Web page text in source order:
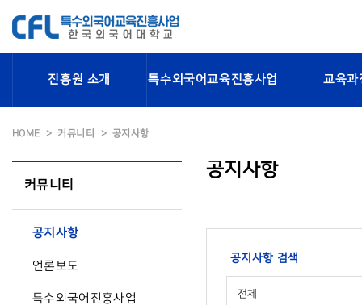
진흥원 소개 특수외국어교육진흥사업 교육과
HOME 커뮤니티 공지사항
커뮤니티
공지사항
언론보도
특수외국어진흥사업
공지사항
공지사항 검색
전체